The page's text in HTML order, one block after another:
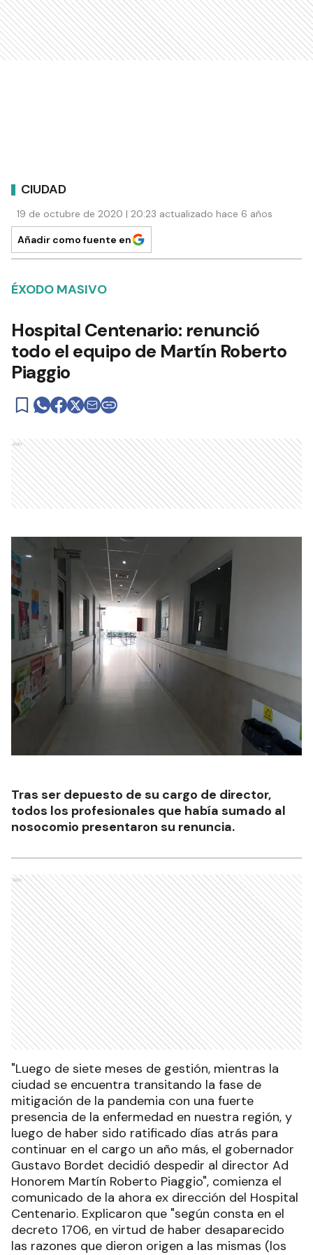
CIUDAD
19 de octubre de 2020 | 20:23 actualizado hace 6 años
Añadir como fuente en
ÉXODO MASIVO
Hospital Centenario: renunció
todo el equipo de Martín Roberto
Piaggio
Ads
Tras ser depuesto de su cargo de director,
todos los profesionales que había sumado al
nosocomio presentaron su renuncia.
Ads
"Luego de siete meses de gestión, mientras la
ciudad se encuentra transitando la fase de
mitigación de la pandemia con una fuerte
presencia de la enfermedad en nuestra región, y
luego de haber sido ratificado días atrás para
continuar en el cargo un año más, el gobernador
Gustavo Bordet decidió despedir al director Ad
Honorem Martín Roberto Piaggio", comienza el
comunicado de la ahora ex dirección del Hospital
Centenario. Explicaron que "según consta en el
decreto 1706, en virtud de haber desaparecido
las razones que dieron origen a las mismas (los